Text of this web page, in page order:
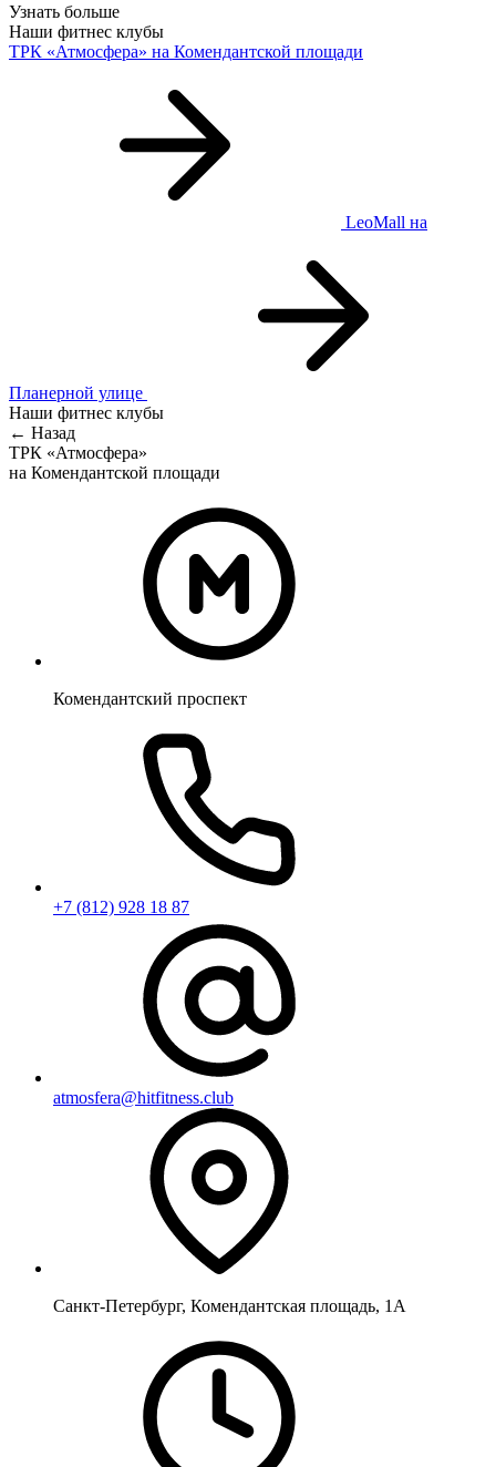
Узнать больше
Наши фитнес клубы
ТРК «Атмосфера» на Комендантской площади
LeoMall на
Планерной улице
Наши фитнес клубы
← Назад
ТРК «Атмосфера»
на Комендантской площади
Комендантский проспект
+7 (812) 928 18 87
atmosfera@hitfitness.club
Санкт-Петербург, Комендантская площадь, 1А